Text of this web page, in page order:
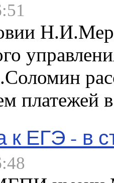
платежей
к ЕГЭ - в